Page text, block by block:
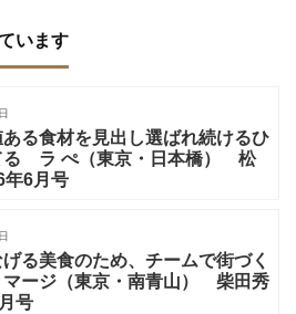
います
る食材を見出し選ばれ続けるひ
る ラ ぺ（東京・日本橋） 松
26年6月号
る美食のため、チームで街づく
ージ（東京・南青山） 柴田秀
号